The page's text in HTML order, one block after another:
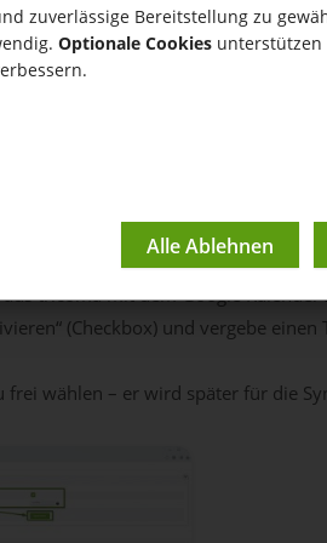
mit Google
tricoma mit dem Google
(Checkbox) und vergebe einen
frei wählen – er wird später für die
zuverlässige Bereitstellung zu
Optionale Cookies unterstützen